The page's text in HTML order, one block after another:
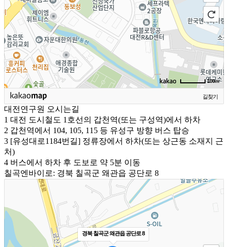
100m
길찾기
대전연구원 오시는길
1 대전 도시철도 1호선의 갑천역(또는 구성역)에서 하차
2 갑천역에서 104, 105, 115 등 유성구 방향 버스 탑승
3 [유성대로1184번길] 정류장에서 하차(또는 상근동 소재지 근
처)
4 버스에서 하차 후 도보로 약 5분 이동
칠곡엔바이로: 경북 칠곡군 왜관읍 공단로 8
경북 칠곡군 왜관읍 공단로 8